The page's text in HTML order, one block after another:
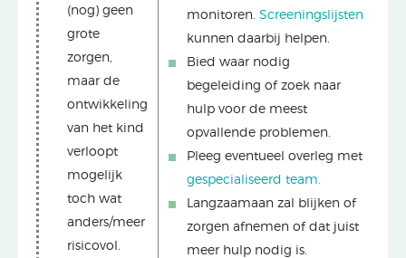
(nog) geen
grote
zorgen,
maar de
ontwikkeling
van het kind
verloopt
mogelijk
toch wat
anders/meer
risicovol.
monitoren. Screeningslijsten
kunnen daarbij helpen.
Bied waar nodig
begeleiding of zoek naar
hulp voor de meest
opvallende problemen.
Pleeg eventueel overleg met
gespecialiseerd team.
Langzaamaan zal blijken of
zorgen afnemen of dat juist
meer hulp nodig is.